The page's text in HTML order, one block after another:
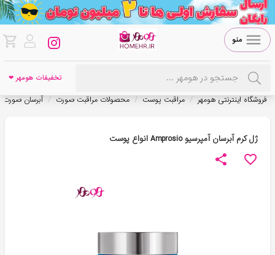
منو
تخفیفات هومهر ❤
فروشگاه اینترنتی هومهر / مراقبت پوست / محصولات مراقبت صورت / آبرسان صورت
ژل کرم آبرسان آمپرسیو Amprosio انواع پوست